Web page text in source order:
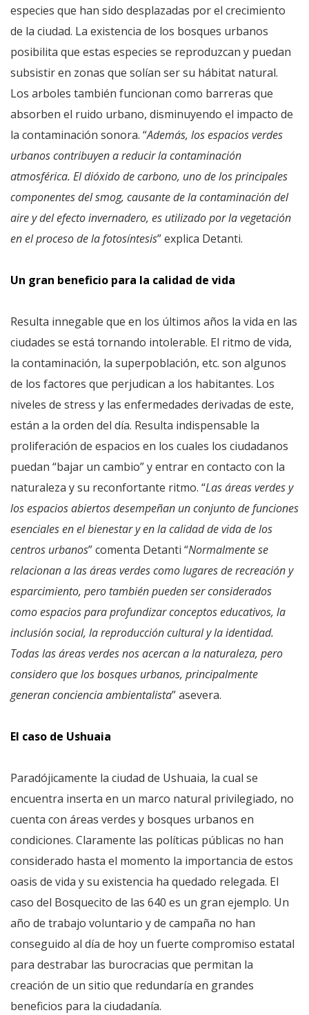
especies que han sido desplazadas por el crecimiento
de la ciudad. La existencia de los bosques urbanos
posibilita que estas especies se reproduzcan y puedan
subsistir en zonas que solían ser su hábitat natural.
Los arboles también funcionan como barreras que
absorben el ruido urbano, disminuyendo el impacto de
la contaminación sonora. “Además, los espacios verdes
urbanos contribuyen a reducir la contaminación
atmosférica. El dióxido de carbono, uno de los principales
componentes del smog, causante de la contaminación del
aire y del efecto invernadero, es utilizado por la vegetación
en el proceso de la fotosíntesis” explica Detanti.
Un gran beneficio para la calidad de vida
Resulta innegable que en los últimos años la vida en las
ciudades se está tornando intolerable. El ritmo de vida,
la contaminación, la superpoblación, etc. son algunos
de los factores que perjudican a los habitantes. Los
niveles de stress y las enfermedades derivadas de este,
están a la orden del día. Resulta indispensable la
proliferación de espacios en los cuales los ciudadanos
puedan “bajar un cambio” y entrar en contacto con la
naturaleza y su reconfortante ritmo. “Las áreas verdes y
los espacios abiertos desempeñan un conjunto de funciones
esenciales en el bienestar y en la calidad de vida de los
centros urbanos” comenta Detanti “Normalmente se
relacionan a las áreas verdes como lugares de recreación y
esparcimiento, pero también pueden ser considerados
como espacios para profundizar conceptos educativos, la
inclusión social, la reproducción cultural y la identidad.
Todas las áreas verdes nos acercan a la naturaleza, pero
considero que los bosques urbanos, principalmente
generan conciencia ambientalista” asevera.
El caso de Ushuaia
Paradójicamente la ciudad de Ushuaia, la cual se
encuentra inserta en un marco natural privilegiado, no
cuenta con áreas verdes y bosques urbanos en
condiciones. Claramente las políticas públicas no han
considerado hasta el momento la importancia de estos
oasis de vida y su existencia ha quedado relegada. El
caso del Bosquecito de las 640 es un gran ejemplo. Un
año de trabajo voluntario y de campaña no han
conseguido al día de hoy un fuerte compromiso estatal
para destrabar las burocracias que permitan la
creación de un sitio que redundaría en grandes
beneficios para la ciudadanía.